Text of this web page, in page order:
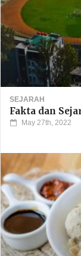
SEJARAH
Fakta dan
May 27th, 2022